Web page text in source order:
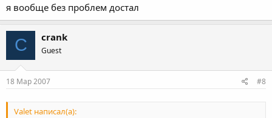
я вообще без проблем достал
C crank
Guest
18 Мар 2007 #8
Valet написал(а):